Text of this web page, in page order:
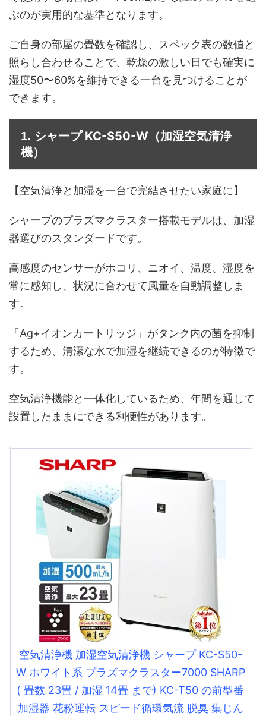
ぶのが実用的な基準となります。
ご自身の部屋の畳数を確認し、スペック表の数値と
照らし合わせることで、乾燥の激しい日でも確実に
湿度50〜60%を維持できる一台を見つけることが
できます。
1. シャープ KC-S50-W （加湿空気清浄
機）
【空気清浄と加湿を一台で完結させたい家庭に】
シャープのプラズマクラスター搭載モデルは、加湿
器選びのスタンダードです。
高感度のセンサーがホコリ、ニオイ、温度、湿度を
常に感知し、状況に合わせて風量を自動調整しま
す。
「Ag+イオンカートリッジ」がタンク内の菌を抑制
するため、清潔な水で加湿を継続できるのが特徴で
す。
空気清浄機能と一体化しているため、年間を通して
設置したままにできる利便性があります。
空気清浄機 加湿空気清浄機 シャープ KC-S50-
W ホワイト系 プラズマクラスター7000 SHARP
( 畳数 23畳 / 加湿 14畳 まで) KC-T50 の前型番
加湿器 花粉運転 スピード循環気流 脱臭 集じん